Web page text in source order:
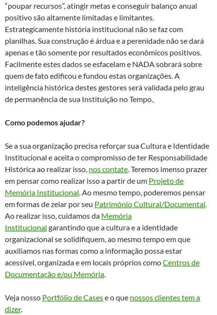
“poupar recursos”, atingir metas e conseguir balanço anual
positivo são altamente limitadas e limitantes.
Estrategicamente história institucional não se faz com
planilhas. Sua construção é árdua e a perenidade não se dará
apenas e tão somente por resultados econômicos positivos.
Facilmente estes dados se esfacelam e NADA sobrará sobre
quem de fato edificou e fundou estas organizações. A
inteligência histórica destes gestores será validada pelo grau
de permanência de sua Instituição no Tempo.
Como podemos ajudar?
Se a sua organização precisa reforçar sua Cultura e Identidade
Institucional e aceita o compromisso de ter Responsabilidade
Histórica ao realizar isso, nos contate . Teremos imenso prazer
em pensar como realizar isso a partir de um Projeto de
Memória Institucional . Ao mesmo tempo, poderemos pensar
em formas de zelar por seu Patrimônio Cultural/Documental
Ao realizar isso, cuidamos da Memória
Institucional garantindo que a cultura e a identidade
organizacional se solidifiquem, ao mesmo tempo em que
auxiliamos nas formas como a informação possa estar
acessível, organizada e em locais próprios comoCentros de
Documentação e/ou Memória
Veja nosso Portfólio de Casese o que nossos clientes tem a
dizer.